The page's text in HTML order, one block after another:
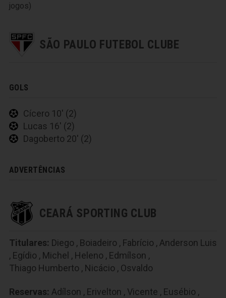
jogos)
SÃO PAULO FUTEBOL CLUBE
GOLS
Cícero 10' (2)
Lucas 16' (2)
Dagoberto 20' (2)
ADVERTÊNCIAS
CEARÁ SPORTING CLUB
Titulares: Diego , Boiadeiro , Fabrício , Anderson Luis
, Egídio , Michel , Heleno , Edmílson ,
Thiago Humberto , Nicácio , Osvaldo
Reservas: Adílson , Erivelton , Vicente , Eusébio ,